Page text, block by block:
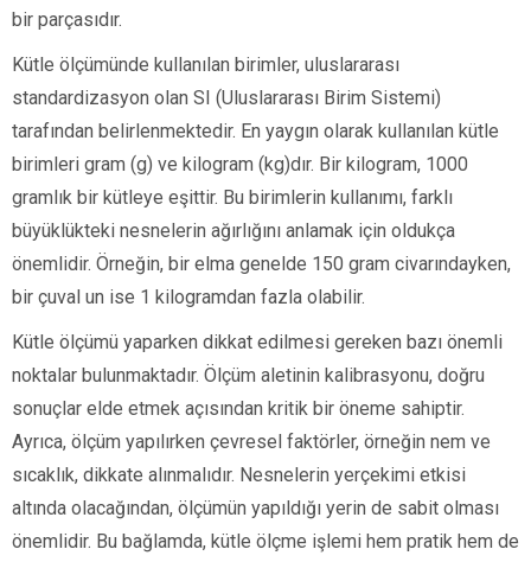
bir parçasıdır.
Kütle ölçümünde kullanılan birimler, uluslararası
standardizasyon olan SI (Uluslararası Birim Sistemi)
tarafından belirlenmektedir. En yaygın olarak kullanılan kütle
birimleri gram (g) ve kilogram (kg)dır. Bir kilogram, 1000
gramlık bir kütleye eşittir. Bu birimlerin kullanımı, farklı
büyüklükteki nesnelerin ağırlığını anlamak için oldukça
önemlidir. Örneğin, bir elma genelde 150 gram civarındayken,
bir çuval un ise 1 kilogramdan fazla olabilir.
Kütle ölçümü yaparken dikkat edilmesi gereken bazı önemli
noktalar bulunmaktadır. Ölçüm aletinin kalibrasyonu, doğru
sonuçlar elde etmek açısından kritik bir öneme sahiptir.
Ayrıca, ölçüm yapılırken çevresel faktörler, örneğin nem ve
sıcaklık, dikkate alınmalıdır. Nesnelerin yerçekimi etkisi
altında olacağından, ölçümün yapıldığı yerin de sabit olması
önemlidir. Bu bağlamda, kütle ölçme işlemi hem pratik hem de